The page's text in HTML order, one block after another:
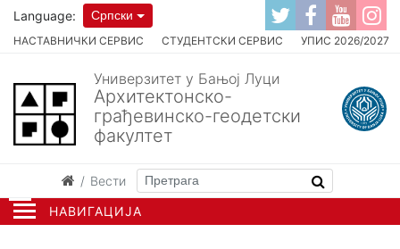
НАВИГАЦИЈА
НАСТАВНИЧКИ СЕРВИС СТУДЕНТСКИ СЕРВИС УПИС 2026/2027
Language: Српски
Универзитет у Бањој Луци
Архитектонско-
грађевинско-геодетски
факултет
Вести